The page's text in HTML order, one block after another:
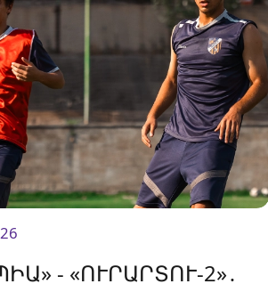
- «ՈՒՐԱՐՏՈՒ-2»․